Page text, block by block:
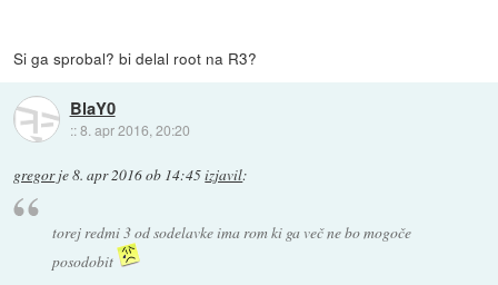
Si ga sprobal? bi delal root na R3?
BlaY0
::8. apr 2016, 20:20
gregorje8. apr 2016 ob 14:45izjavil:
torej redmi 3 od sodelavke ima rom ki ga več ne bo mogoče
posodobit